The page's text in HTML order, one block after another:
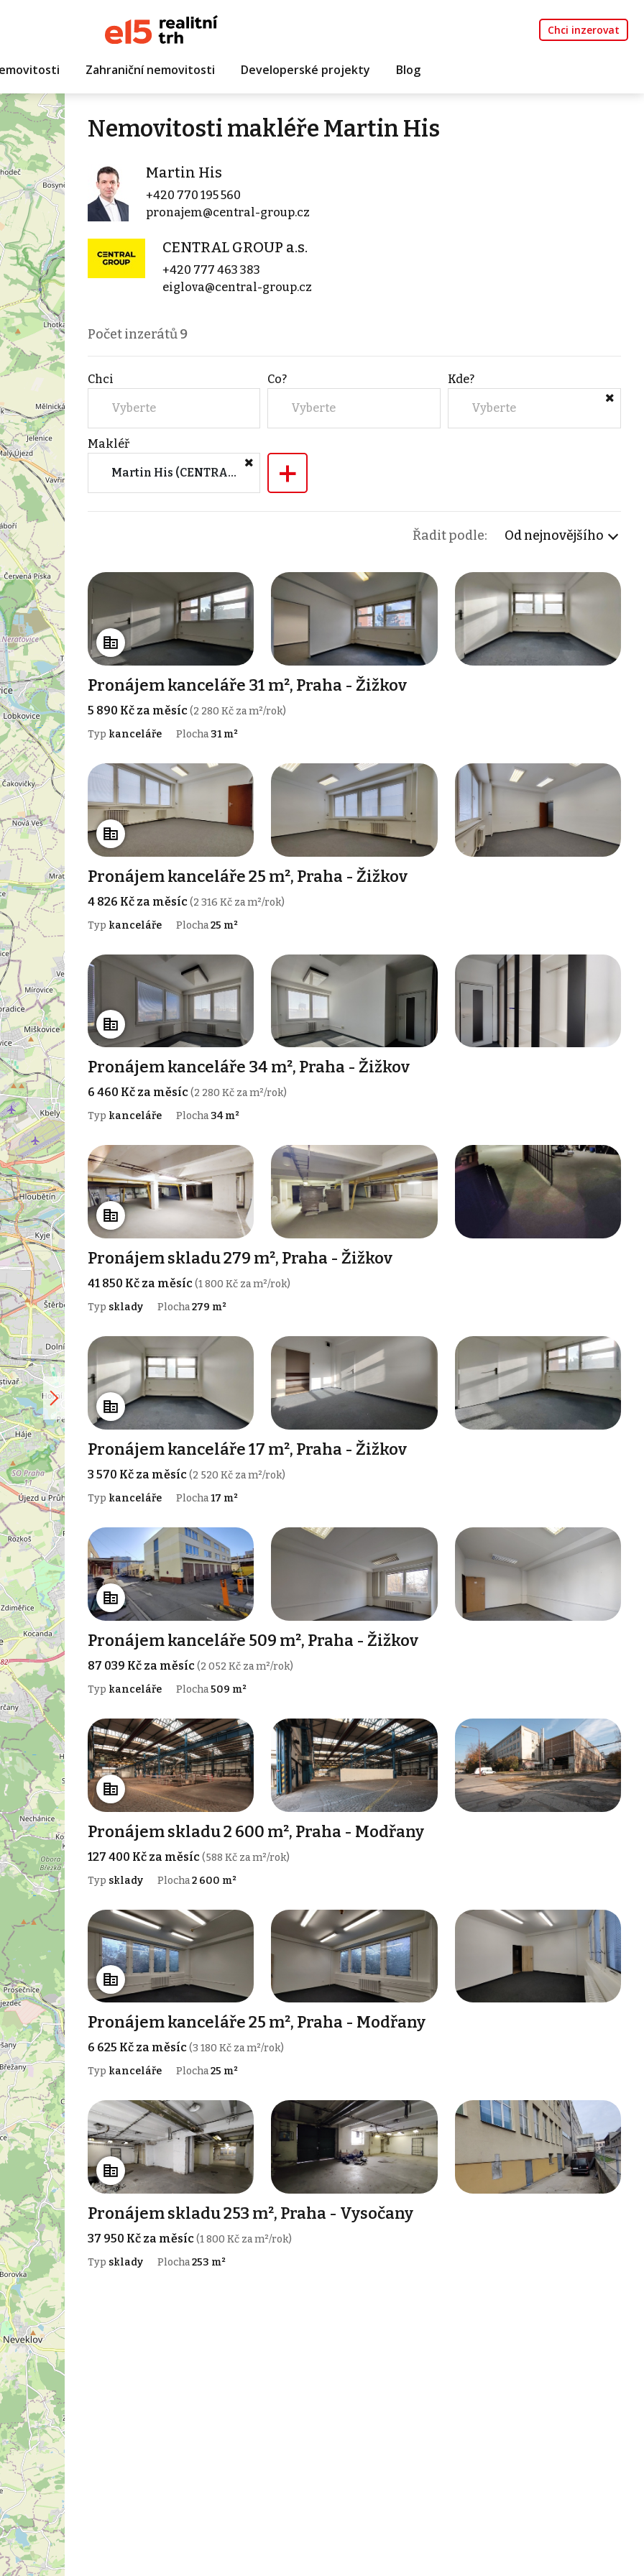
Chci inzerovat
Zahraniční nemovitosti Developerské projekty Blog
Nemovitosti makléře Martin His
Martin His
+420 770 195 560
pronajem@central-group.cz
CENTRAL GROUP a.s.
+420 777 463 383
eiglova@central-group.cz
Počet inzerátů9
Chci
Vyberte
Co?
Vyberte
Kde?
Vyberte
Makléř
Martin His (CENTRAL GROUP a.s.) +
Řadit podle: Od nejnovějšího
Pronájem kanceláře 31 m², Praha - Žižkov
5 890 Kč za měsíc(2 280 Kč za m²/rok)
Typ kanceláře Plocha 31 m²
Pronájem kanceláře 25 m², Praha - Žižkov
4 826 Kč za měsíc(2 316 Kč za m²/rok)
Typ kanceláře Plocha25 m²
Pronájem kanceláře 34 m², Praha - Žižkov
6 460 Kč za měsíc(2 280 Kč za m²/rok)
Typ kanceláře Plocha 34 m²
Pronájem skladu 279 m², Praha - Žižkov
41 850 Kč za měsíc(1 800 Kč za m²/rok)
Typ sklady Plocha279 m²
Pronájem kanceláře 17 m², Praha - Žižkov
3 570 Kč za měsíc(2 520 Kč za m²/rok)
Typ kanceláře Plocha17 m²
Pronájem kanceláře 509 m², Praha - Žižkov
87 039 Kč za měsíc(2 052 Kč za m²/rok)
Typ kanceláře Plocha509 m²
Pronájem skladu 2 600 m², Praha - Modřany
127 400 Kč za měsíc(588 Kč za m²/rok)
Typ sklady Plocha2 600 m²
Pronájem kanceláře 25 m², Praha - Modřany
6 625 Kč za měsíc(3 180 Kč za m²/rok)
Typ kanceláře Plocha25 m²
Pronájem skladu 253 m², Praha - Vysočany
37 950 Kč za měsíc(1 800 Kč za m²/rok)
Typ sklady Plocha253 m²